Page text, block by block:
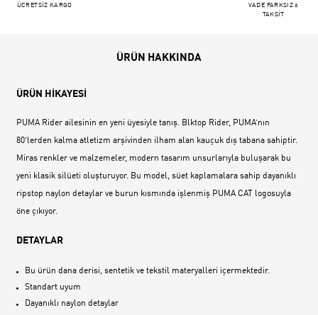
ÜCRETSİZ KARGO
VADE FARKSIZ 6
TAKSİT
ÜRÜN HAKKINDA
ÜRÜN HİKAYESİ
PUMA Rider ailesinin en yeni üyesiyle tanış. Blktop Rider, PUMA’nın
80’lerden kalma atletizm arşivinden ilham alan kauçuk dış tabana sahiptir.
Miras renkler ve malzemeler, modern tasarım unsurlarıyla buluşarak bu
yeni klasik silüeti oluşturuyor. Bu model, süet kaplamalara sahip dayanıklı
ripstop naylon detaylar ve burun kısmında işlenmiş PUMA CAT logosuyla
öne çıkıyor.
DETAYLAR
Bu ürün dana derisi, sentetik ve tekstil materyalleri içermektedir.
Standart uyum
Dayanıklı naylon detaylar